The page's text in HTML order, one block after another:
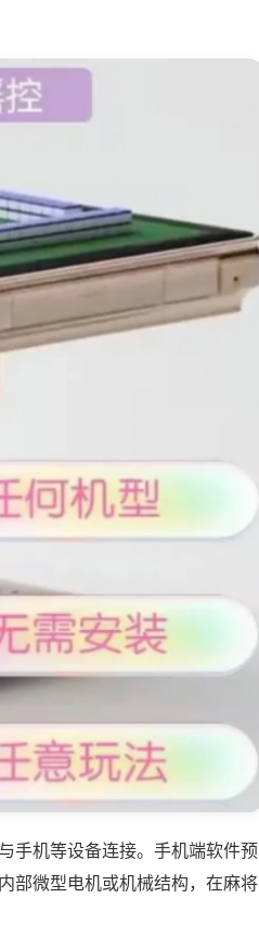
手机等设备连接。手机端软件预
部微型电机或机械结构，在麻将